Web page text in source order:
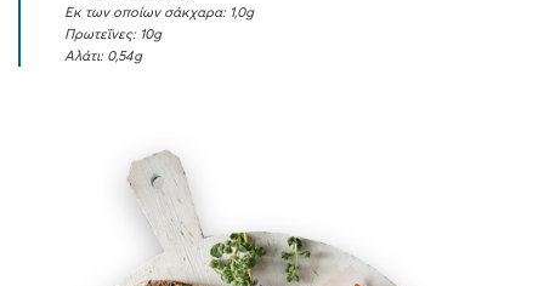
Εκ των οποίων σάκχαρα: 1,0g
Πρωτεΐνες: 10g
Αλάτι: 0,54g